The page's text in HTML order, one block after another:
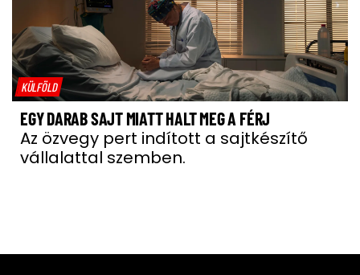
KÜLFÖLD
EGY DARAB SAJT MIATT HALT MEG A FÉRJ
Az özvegy pert indított a sajtkészítő
vállalattal szemben.